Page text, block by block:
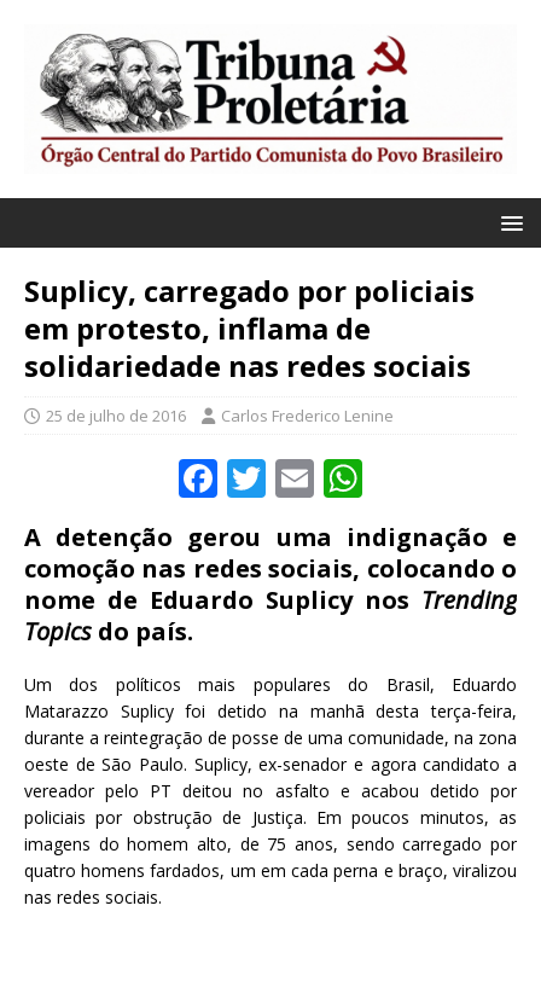
Suplicy, carregado por policiais
em protesto, inflama de
solidariedade nas redes sociais
25 de julho de 2016 Carlos Frederico Lenine
F
a
c
e
o
o
k
T
w
it
te
E
m
ai
l
h
at
s
p
p
A detenção gerou uma indignação e
comoção nas redes sociais, colocando o
nome de Eduardo Suplicy nos Trending
Topics do país.
Um dos políticos mais populares do Brasil, Eduardo
Matarazzo Suplicy foi detido na manhã desta terça-feira,
durante a reintegração de posse de uma comunidade, na zona
oeste de São Paulo. Suplicy, ex-senador e agora candidato a
vereador pelo PT deitou no asfalto e acabou detido por
policiais por obstrução de Justiça. Em poucos minutos, as
imagens do homem alto, de 75 anos, sendo carregado por
quatro homens fardados, um em cada perna e braço, viralizou
nas redes sociais.